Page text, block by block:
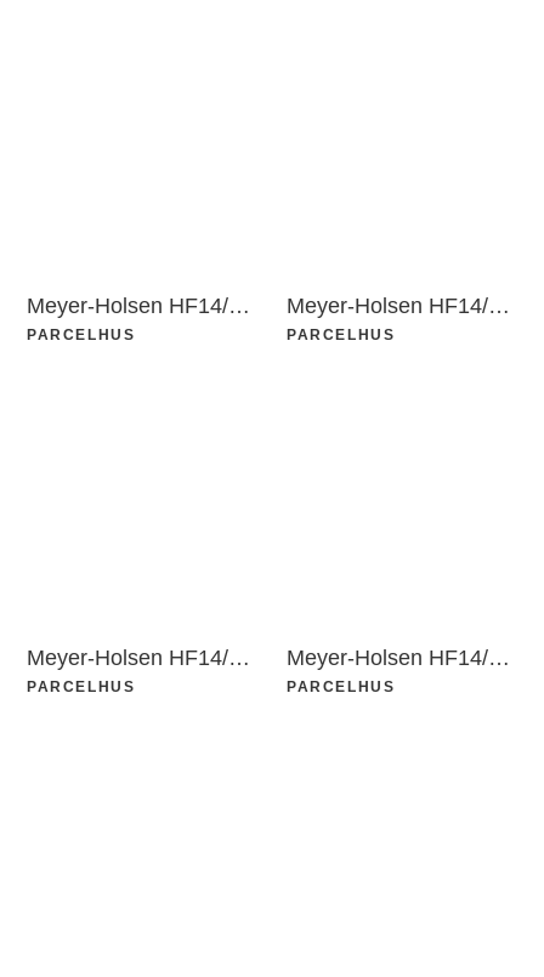
Meyer-Holsen HF14/Vario
PARCELHUS
Meyer-Holsen HF14/Vario
PARCELHUS
Meyer-Holsen HF14/Vario
PARCELHUS
Meyer-Holsen HF14/Vario
PARCELHUS